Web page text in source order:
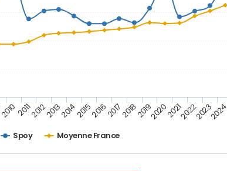
Spoy Moyenne France
2010 20112012201320142015201620172018201920202021202220232024